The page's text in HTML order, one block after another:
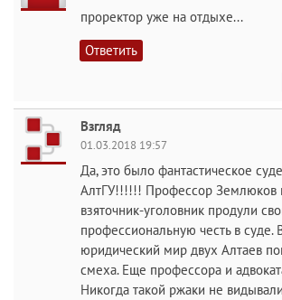
проректор уже на отдыхе...
Ответить
Взгляд
01.03.2018 19:57
Да, это было фантастическое
АлтГУ!!!!!! Профессор Землюков
взяточник-уголовник продули
профессиональную честь в суде.
юридический мир двух Алтаев
смеха. Еще профессора и
Никогда такой ржаки не